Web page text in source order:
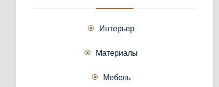
Интерьер
Материалы
Мебель